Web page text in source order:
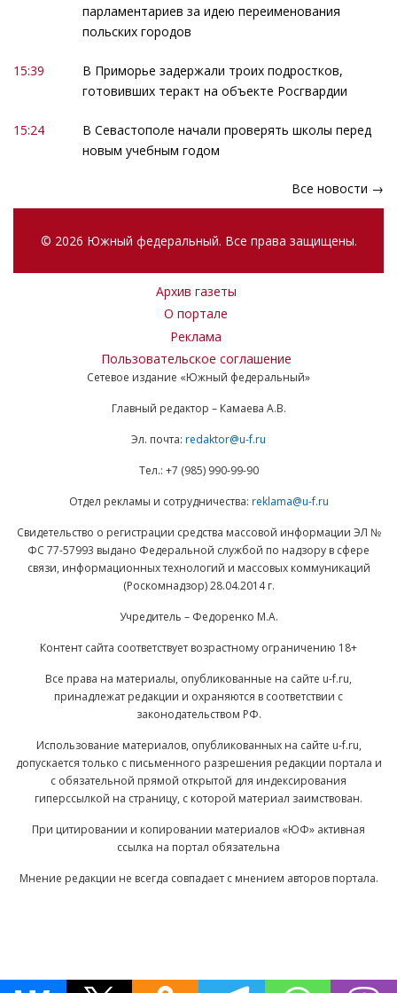
парламентариев за идею переименования
польских городов
15:39
В Приморье задержали троих подростков,
готовивших теракт на объекте Росгвардии
15:24
В Севастополе начали проверять школы перед
новым учебным годом
Все новости →
© 2026 Южный федеральный. Все права защищены.
Архив газеты
О портале
Реклама
Пользовательское соглашение
Сетевое издание «Южный федеральный»
Главный редактор – Камаева А.В.
Эл. почта: redaktor@u-f.ru
Тел.: +7 (985) 990-99-90
Отдел рекламы и сотрудничества: reklama@u-f.ru
Свидетельство о регистрации средства массовой информации ЭЛ №
ФС 77-57993 выдано Федеральной службой по надзору в сфере
связи, информационных технологий и массовых коммуникаций
(Роскомнадзор) 28.04.2014 г.
Учредитель – Федоренко М.А.
Контент сайта соответствует возрастному ограничению 18+
Все права на материалы, опубликованные на сайте u-f.ru,
принадлежат редакции и охраняются в соответствии с
законодательством РФ.
Использование материалов, опубликованных на сайте u-f.ru,
допускается только с письменного разрешения редакции портала и
с обязательной прямой открытой для индексирования
гиперссылкой на страницу, с которой материал заимствован.
При цитировании и копировании материалов «ЮФ» активная
ссылка на портал обязательна
Мнение редакции не всегда совпадает с мнением авторов портала.